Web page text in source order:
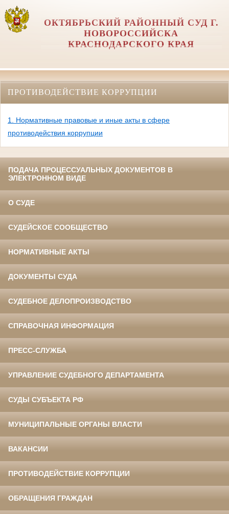
ОКТЯБРЬСКИЙ РАЙОННЫЙ СУД Г.
НОВОРОССИЙСКА
КРАСНОДАРСКОГО КРАЯ
ПРОТИВОДЕЙСТВИЕ КОРРУПЦИИ
1. Нормативные правовые и иные акты в сфере
противодействия коррупции
ПОДАЧА ПРОЦЕССУАЛЬНЫХ ДОКУМЕНТОВ В
ЭЛЕКТРОННОМ ВИДЕ
О СУДЕ
СУДЕЙСКОЕ СООБЩЕСТВО
НОРМАТИВНЫЕ АКТЫ
ДОКУМЕНТЫ СУДА
СУДЕБНОЕ ДЕЛОПРОИЗВОДСТВО
СПРАВОЧНАЯ ИНФОРМАЦИЯ
ПРЕСС-СЛУЖБА
УПРАВЛЕНИЕ СУДЕБНОГО ДЕПАРТАМЕНТА
СУДЫ СУБЪЕКТА РФ
МУНИЦИПАЛЬНЫЕ ОРГАНЫ ВЛАСТИ
ВАКАНСИИ
ПРОТИВОДЕЙСТВИЕ КОРРУПЦИИ
ОБРАЩЕНИЯ ГРАЖДАН